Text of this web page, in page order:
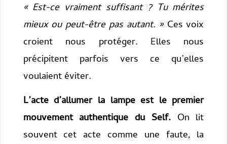
« Est-ce vraiment suffisant ? Tu mérites
mieux ou peut-être pas autant. »Ces voix
croient nous protéger. Elles nous
précipitent parfois vers ce qu’elles
voulaient éviter.
L’acte d’allumer la lampe est le premier
mouvement authentique du Self.On lit
souvent cet acte comme une faute, la